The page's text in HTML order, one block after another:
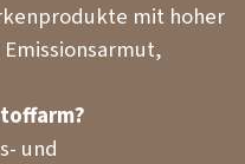
mit hoher
und